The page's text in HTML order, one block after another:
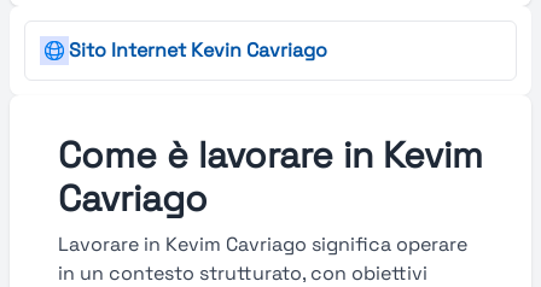
Sito Internet Kevin Cavriago
Come è lavorare in Kevim
Cavriago
Lavorare in Kevim Cavriago significa operare
in un contesto strutturato, con obiettivi